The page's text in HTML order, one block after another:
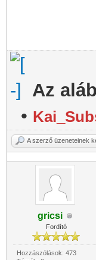
Az
•
A szerző üzeneteinek
gricsi
Fordító
Hozzászólások: 473